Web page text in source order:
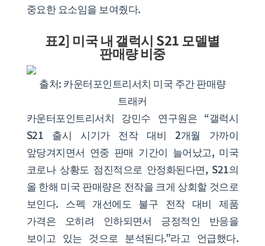
중요한 요소임을 보여줬다.
표2] 미국 내 갤럭시 S21 모델별
판매량 비중
출처: 카운터포인트리서치 미국 주간 판매량
트래커
카운터포인트리서치 강민수 연구원은 “갤럭시
S21 출시 시기가 전작 대비 2개월 가까이
앞당겨지면서 연중 판매 기간이 늘어났고, 미국
코로나 상황도 점진적으로 안정화된다면, S21의
올 한해 미국 판매량은 전작을 크게 상회할 것으로
보인다. 스펙 개선에도 불구 전작 대비 제품
가격은 오히려 인하되면서 긍정적인 반응을
보이고 있는 것으로 분석된다.”라고 언급했다.